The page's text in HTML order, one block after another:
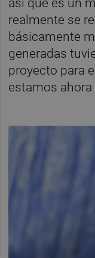
así que es un
realmente se
básicamente
generadas
proyecto para
estamos